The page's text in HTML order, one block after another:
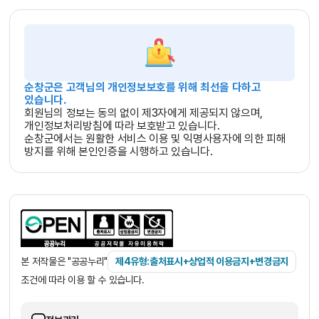
순창군은 고객님의 개인정보보호를 위해 최선을 다하고
있습니다.
회원님의 정보는 동의 없이 제3자에게 제공되지 않으며,
개인정보처리방침에 따라 보호받고 있습니다.
순창군에서는 원활한 서비스 이용 및 익명사용자에 의한 피해
방지를 위해 본인인증을 시행하고 있습니다.
본 저작물은 "공공누리"
제4유형:출처표시+상업적 이용금지+변경금지
조건에 따라 이용 할 수 있습니다.